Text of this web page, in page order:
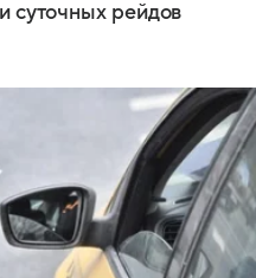
суточных рейдов